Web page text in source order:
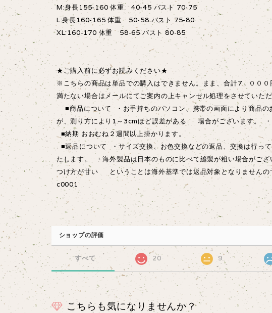
M:身長155-160 体重 40-45 バスト 70-75
L:身長160-165 体重 50-58 バスト 75-80
XL:160-170 体重 58-65 バスト 80-85
★ご購入前に必ずお読みください★
※こちらの商品は単品での購入はできません。まま、合計7，００
満たない場合はメールにてご案内の上キャンセル処理をさせていただ
■商品について ・お手持ちのパソコン、携帯の画面により商品
が、測り方により1～3cmほど誤差がある 場合がございます。 ・
■納期 おおむね２週間以上掛かります。
■返品について ・サイズ交換、お色交換などの返品、交換は行っ
たします。 ・海外製品は日本のものに比べて縫製が粗い場合が
つけ方が甘い ということは海外基準では返品対象となりません
c0001
ショップの評価
すべて 20 9
こちらも気になりませんか？